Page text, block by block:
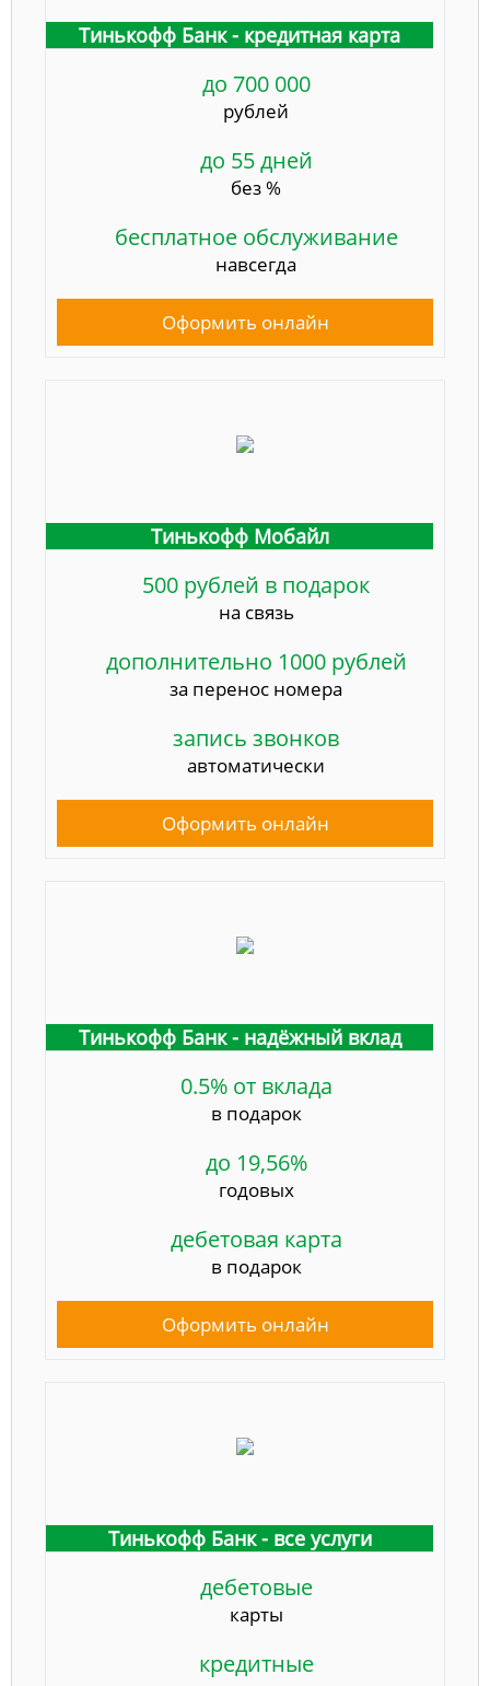
Тинькофф Банк - кредитная карта
до 700 000
рублей
до 55 дней
без %
бесплатное обслуживание
навсегда
Оформить онлайн
Тинькофф Мобайл
500 рублей в подарок
на связь
дополнительно 1000 рублей
за перенос номера
запись звонков
автоматически
Оформить онлайн
Тинькофф Банк - надёжный вклад
0.5% от вклада
в подарок
до 19,56%
годовых
дебетовая карта
в подарок
Оформить онлайн
Тинькофф Банк - все услуги
дебетовые
карты
кредитные